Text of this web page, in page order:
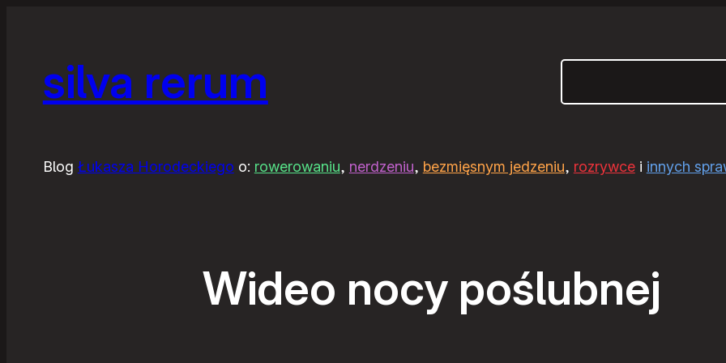
silva rerum
Blog Łukasza Horodeckiego o: rowerowaniu, nerdzeniu, bezmięsnym jedzeniu, rozrywcei innych
Wideo nocy poślubnej